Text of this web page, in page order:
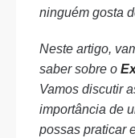
ninguém gosta
Neste artigo,
saber sobre o
Vamos discutir
importância de
possas praticar